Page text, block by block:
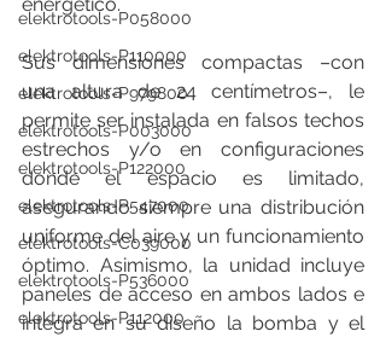
elektrotools-P058000
elektrotools-P110000
elektrotools-P979800
elektrotools-P003000
elektrotools-P122000
elektrotools-P547000
elektrotools-C039000
elektrotools-P536000
elektrotools-P112000
energético.
Sus dimensiones compactas –con
una altura de 24 centímetros–, le
permite ser instalada en falsos techos
estrechos y/o en configuraciones
donde el espacio es limitado,
asegurando siempre una distribución
uniforme del aire y un funcionamiento
óptimo. Asimismo, la unidad incluye
paneles de acceso en ambos lados e
integra en su diseño la bomba y el